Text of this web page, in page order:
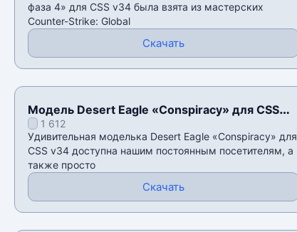
фаза 4» для CSS v34 была взята из мастерских
Counter-Strike: Global
Скачать
Модель Desert Eagle «Conspiracy» для CSS
v341 612
Удивительная моделька Desert Eagle «Conspiracy» для
CSS v34 доступна нашим постоянным посетителям, а
также просто
Скачать